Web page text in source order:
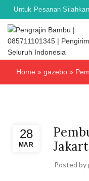
Untuk Pesanan
Home » gazebo»
28
MAR
Posted by